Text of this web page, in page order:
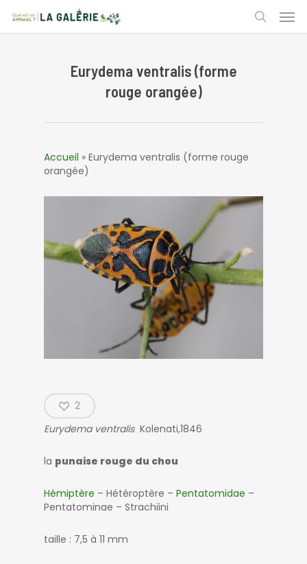
main
search
Eurydema ventralis (forme
rouge orangée)
Accueil » Eurydema ventralis (forme rouge
orangée)
2
Eurydema ventralisKolenati,1846
la punaise rouge du chou
Hémiptère – Hétéroptère – Pentatomidae –
Pentatominae – Strachiini
taille : 7,5 à 11 mm